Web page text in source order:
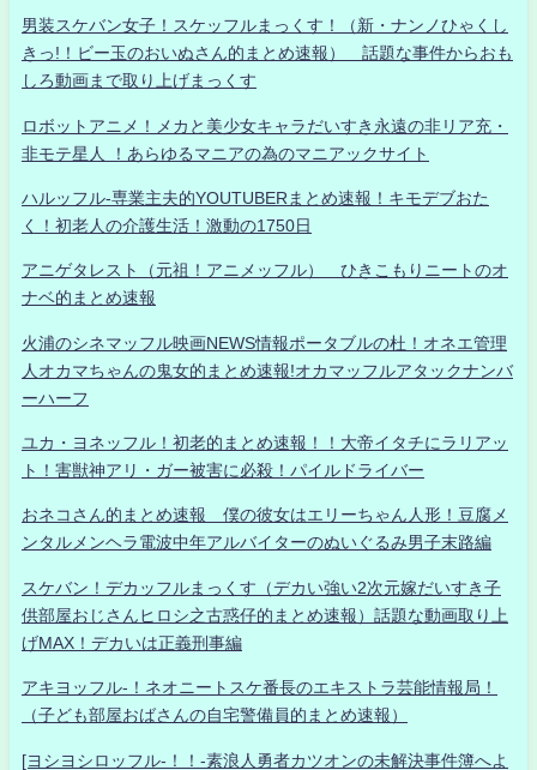
男装スケバン女子！スケッフルまっくす！（新・ナンノひゃくし
きっ!！ビー玉のおいぬさん的まとめ速報） 話題な事件からおも
しろ動画まで取り上げまっくす
ロボットアニメ！メカと美少女キャラだいすき永遠の非リア充・
非モテ星人 ！あらゆるマニアの為のマニアックサイト
ハルッフル-専業主夫的YOUTUBERまとめ速報！キモデブおた
く！初老人の介護生活！激動の1750日
アニゲタレスト（元祖！アニメッフル） ひきこもりニートのオ
ナベ的まとめ速報
火浦のシネマッフル映画NEWS情報ポータブルの杜！オネエ管理
人オカマちゃんの鬼女的まとめ速報!オカマッフルアタックナンバ
ーハーフ
ユカ・ヨネッフル！初老的まとめ速報！！大帝イタチにラリアッ
ト！害獣神アリ・ガー被害に必殺！パイルドライバー
おネコさん的まとめ速報 僕の彼女はエリーちゃん人形！豆腐メ
ンタルメンヘラ電波中年アルバイターのぬいぐるみ男子末路編
スケバン！デカッフルまっくす（デカい強い2次元嫁だいすき子
供部屋おじさんヒロシ之古惑仔的まとめ速報）話題な動画取り上
げMAX！デカいは正義刑事編
アキヨッフル-！ネオニートスケ番長のエキストラ芸能情報局！
（子ども部屋おばさんの自宅警備員的まとめ速報）
[ヨシヨシロッフル-！！-素浪人勇者カツオンの未解決事件簿へよ